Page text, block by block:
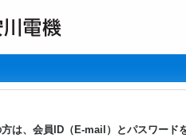
方は、会員ID（E-mail）とパスワー